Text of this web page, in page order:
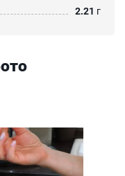
2.21 г